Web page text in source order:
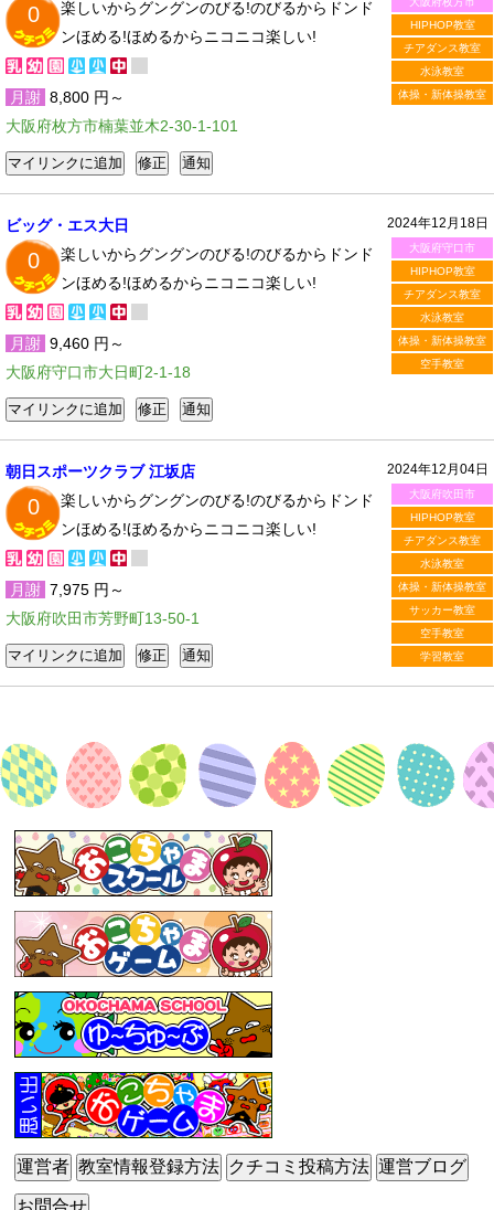
HIPHOP教室
チアダンス教室
水泳教室
体操・新体操教室
0
楽しいからグングンのびる!のびるからドンド
ンほめる!ほめるからニコニコ楽しい!
月謝 8,800 円～
大阪府枚方市楠葉並木2-30-1-101
2024年12月18日
大阪府守口市
HIPHOP教室
チアダンス教室
水泳教室
体操・新体操教室
空手教室
ビッグ・エス大日
0
楽しいからグングンのびる!のびるからドンド
ンほめる!ほめるからニコニコ楽しい!
月謝 9,460 円～
大阪府守口市大日町2-1-18
2024年12月04日
大阪府吹田市
HIPHOP教室
チアダンス教室
水泳教室
体操・新体操教室
サッカー教室
空手教室
学習教室
朝日スポーツクラブ 江坂店
0
楽しいからグングンのびる!のびるからドンド
ンほめる!ほめるからニコニコ楽しい!
月謝 7,975 円～
大阪府吹田市芳野町13-50-1